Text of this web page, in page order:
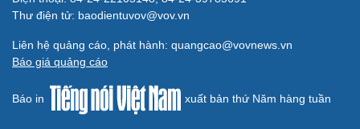
Thư điện tử: baodientuvov@vov.vn
Liên hệ quảng cáo, phát hành: quangcao@vovnews.vn
Báo giá quảng cáo
Báo in xuất bản thứ Năm hàng tuần